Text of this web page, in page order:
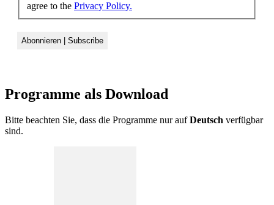
agree to the Privacy Policy.
Programme als Download
Bitte beachten Sie, dass die Programme nur aufDeutsch verfügbar
sind.